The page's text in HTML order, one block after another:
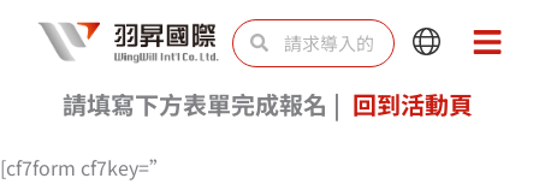
SearchSearch
Main
Menu
Main
請填寫下方表單完成報名 | 回到活動頁
[cf7form cf7key=”